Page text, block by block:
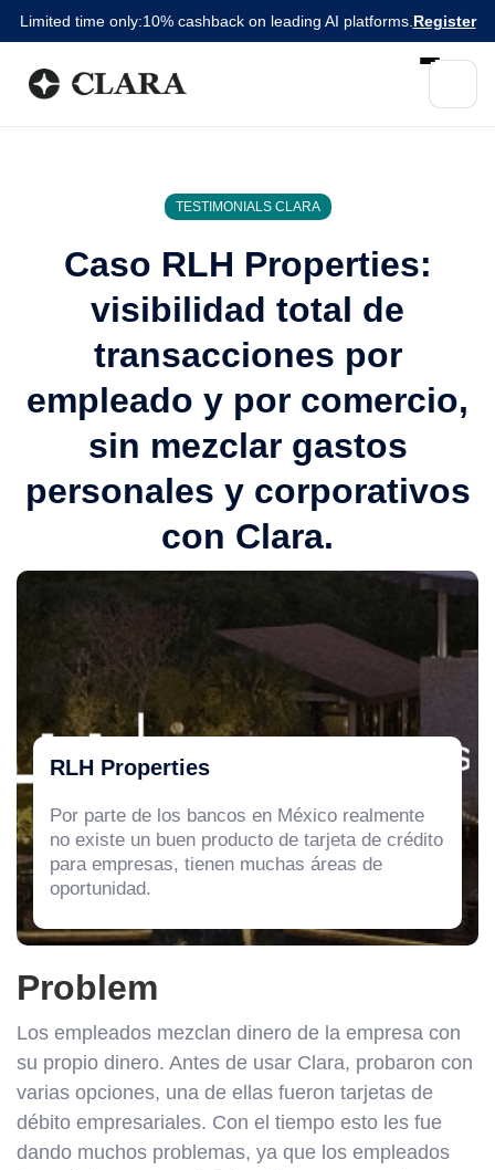
Limited time only:10% cashback on leading AI platforms. Register
TESTIMONIALS CLARA
Caso RLH Properties:
visibilidad total de
transacciones por
empleado y por comercio,
sin mezclar gastos
personales y corporativos
con Clara.
RLH Properties
Por parte de los bancos en México realmente
no existe un buen producto de tarjeta de crédito
para empresas, tienen muchas áreas de
oportunidad.
Problem
Los empleados mezclan dinero de la empresa con
su propio dinero. Antes de usar Clara, probaron con
varias opciones, una de ellas fueron tarjetas de
débito empresariales. Con el tiempo esto les fue
dando muchos problemas, ya que los empleados